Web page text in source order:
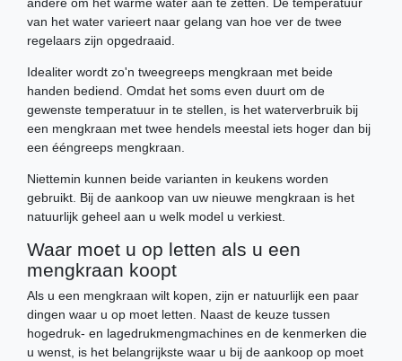
van het water varieert naar gelang van hoe ver de twee
regelaars zijn opgedraaid.
Idealiter wordt zo'n tweegreeps mengkraan met beide
handen bediend. Omdat het soms even duurt om de
gewenste temperatuur in te stellen, is het waterverbruik bij
een mengkraan met twee hendels meestal iets hoger dan bij
een ééngreeps mengkraan.
Niettemin kunnen beide varianten in keukens worden
gebruikt. Bij de aankoop van uw nieuwe mengkraan is het
natuurlijk geheel aan u welk model u verkiest.
Waar moet u op letten als u een
mengkraan koopt
Als u een mengkraan wilt kopen, zijn er natuurlijk een paar
dingen waar u op moet letten. Naast de keuze tussen
hogedruk- en lagedrukmengmachines en de kenmerken die
u wenst, is het belangrijkste waar u bij de aankoop op moet